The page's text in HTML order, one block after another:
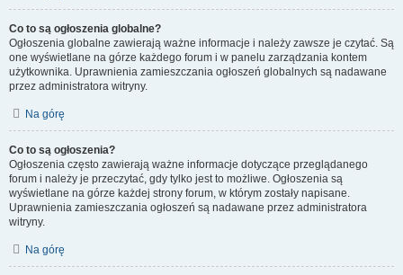
Co to są ogłoszenia globalne?
Ogłoszenia globalne zawierają ważne informacje i należy zawsze je czytać. Są
one wyświetlane na górze każdego forum i w panelu zarządzania kontem
użytkownika. Uprawnienia zamieszczania ogłoszeń globalnych są nadawane
przez administratora witryny.
Na górę
Co to są ogłoszenia?
Ogłoszenia często zawierają ważne informacje dotyczące przeglądanego
forum i należy je przeczytać, gdy tylko jest to możliwe. Ogłoszenia są
wyświetlane na górze każdej strony forum, w którym zostały napisane.
Uprawnienia zamieszczania ogłoszeń są nadawane przez administratora
witryny.
Na górę